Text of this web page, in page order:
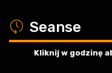
a Seanse
Kliknij w godzinę